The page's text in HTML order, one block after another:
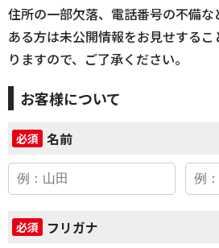
住所の一部欠落、電話番号の不備
ある方は未公開情報をお見せする
りますので、ご了承ください。
お客様について
必須 名前
必須 フリガナ